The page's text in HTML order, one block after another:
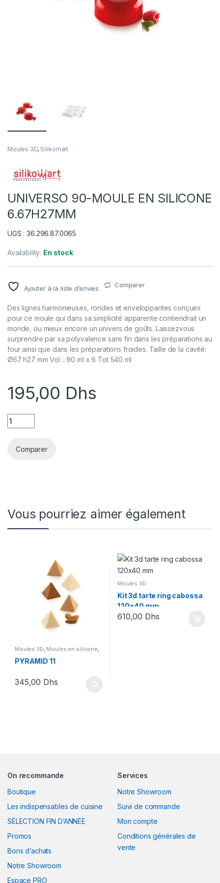
Moules 3D, Silikomart
UNIVERSO 90-MOULE EN SILICONE
6.67H27MM
UGS : 36.296.87.0065
Availability: En stock
Ajouter à la liste d’envies Comparer
Des lignes harmonieuses, rondes et enveloppantes conçues
pour ce moule qui dans sa simplicité apparente contiendrait un
monde, ou mieux encore un univers de goûts. Laissezvous
surprendre par sa polyvalence sans fin dans les préparations au
four ainsi que dans les préparations froides. Taille de la cavité:
Ø67 h27 mm Vol .: 90 ml x 6 Tot 540 ml
195,00 Dhs
UNIVERSO 90-MOULE EN SILICONE 6.67H27MM quantity
Comparer
Vous pourriez aimer également
Moules 3D, Moules en silicone,
Nouveautés SIlikomart
Nouveautés Silikomart
Silikomart
PYRAMID 11
345,00 Dhs
Moules 3D
Kit 3d tarte ring cabossa
120×40 mm
610,00 Dhs
On recommande
Boutique
Les indispensables de cuisine
SÉLECTION FIN D’ANNÉE
Promos
Bons d’achats
Notre Showroom
Espace PRO
Services
Notre Showroom
Suivi de commande
Mon compte
Conditions générales de
vente